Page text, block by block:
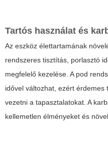
Tartós használat és
Az eszköz élettartamának
rendszeres tisztítás, porlasztó
megfelelő kezelése. A pod
idővel változhat, ezért
vezetni a tapasztalatokat. A
kellemetlen élményeket és